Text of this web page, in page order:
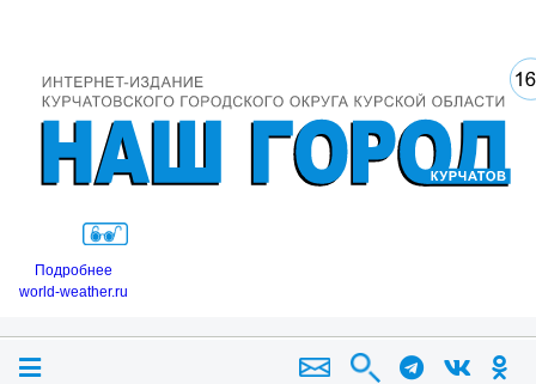
Подробнее
world-weather.ru